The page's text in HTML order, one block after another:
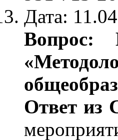
Дата:
Вопрос:
Ответ